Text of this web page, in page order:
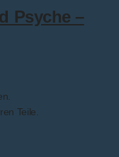
Psyche –
Teile.